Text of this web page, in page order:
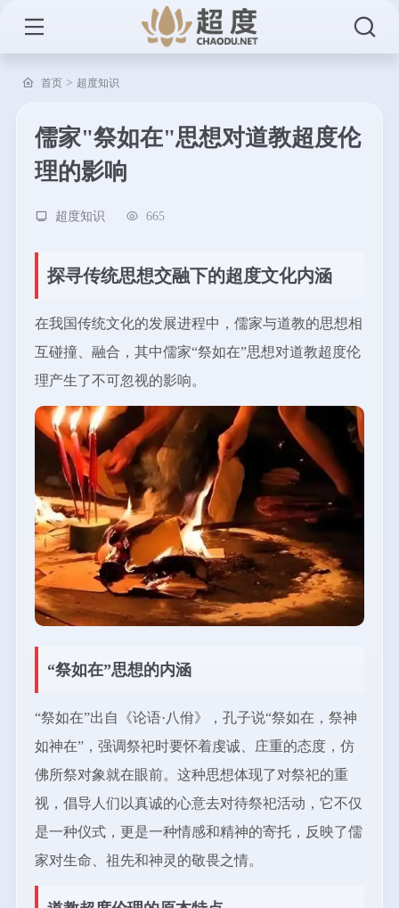
首页> 超度知识
儒家"祭如在"思想对道教超度伦
理的影响
超度知识 665
探寻传统思想交融下的超度文化内涵
在我国传统文化的发展进程中，儒家与道教的思想相
互碰撞、融合，其中儒家“祭如在”思想对道教超度伦
理产生了不可忽视的影响。
“祭如在”思想的内涵
“祭如在”出自《论语·八佾》，孔子说“祭如在，祭神
如神在”，强调祭祀时要怀着虔诚、庄重的态度，仿
佛所祭对象就在眼前。这种思想体现了对祭祀的重
视，倡导人们以真诚的心意去对待祭祀活动，它不仅
是一种仪式，更是一种情感和精神的寄托，反映了儒
家对生命、祖先和神灵的敬畏之情。